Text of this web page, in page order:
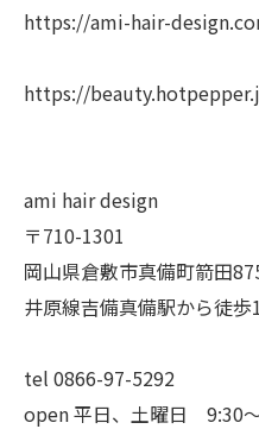
https://ami-hair-
https://
ami hair design
〒710-1301
岡山県倉敷市真備町箭田
井原線吉備真備駅から徒歩
tel 0866-97-5292
open 平日、土曜日 9:30